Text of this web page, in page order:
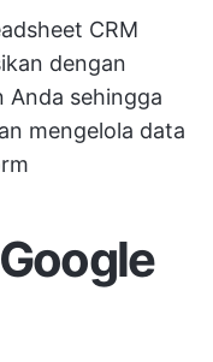
CRM
dengan
Anda sehingga
mengelola data